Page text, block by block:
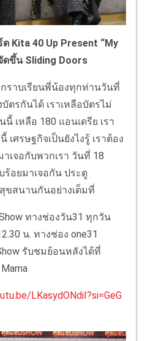
Kita 40 Up Present “My
ดขึ้น Sliding Doors
ราบเรียนพี่น้องทุกท่านวันที่
ตรกันได้ เราเหลือบัตรไม่
เหลือ 180 แอนเดรีย เรา
ศรษฐกิจเป็นยังไงรู้ เราต้อง
เจอกับพวกเรา วันที่ 18
ร้อยมาเจอกัน ประตู
ขสนานกันอย่างเต็มที่
ทางช่องวัน31 ทุกวัน
น. ทางช่อง one31
รับชมย้อนหลังได้ที่
LKasydONdiI?si=GeG